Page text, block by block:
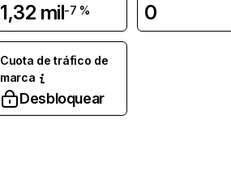
1,32 mil-7 % 0
Cuota de tráfico de
marca
Desbloquear